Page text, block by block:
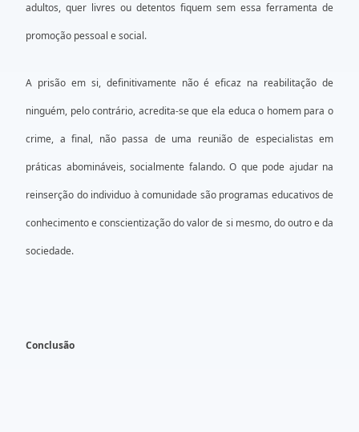
adultos, quer livres ou detentos fiquem sem essa ferramenta de
promoção pessoal e social.
A prisão em si, definitivamente não é eficaz na reabilitação de
ninguém, pelo contrário, acredita-se que ela educa o homem para o
crime, a final, não passa de uma reunião de especialistas em
práticas abomináveis, socialmente falando. O que pode ajudar na
reinserção do individuo à comunidade são programas educativos de
conhecimento e conscientização do valor de si mesmo, do outro e da
sociedade.
Conclusão